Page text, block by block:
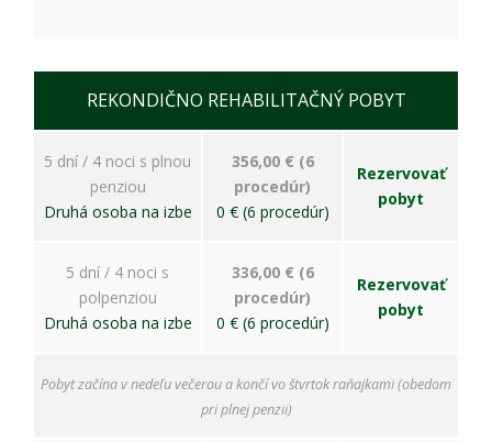
REKONDIČNO REHABILITAČNÝ POBYT
5 dní / 4 noci s plnou
penziou
Druhá osoba na izbe
356,00 € (6
procedúr)
0 € (6 procedúr)
Rezervovať
pobyt
5 dní / 4 noci s
polpenziou
Druhá osoba na izbe
336,00 € (6
procedúr)
0 € (6 procedúr)
Rezervovať
pobyt
Pobyt začína v nedeľu večerou a končí vo štvrtok raňajkami (obedom
pri plnej penzii)